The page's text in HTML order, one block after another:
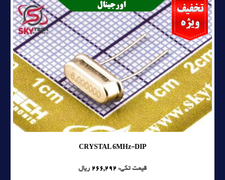
CRYSTAL 6MHz-DIP
قیمت تکی: 266,292 ریال